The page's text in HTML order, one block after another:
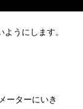
うにします。
ーターにいき